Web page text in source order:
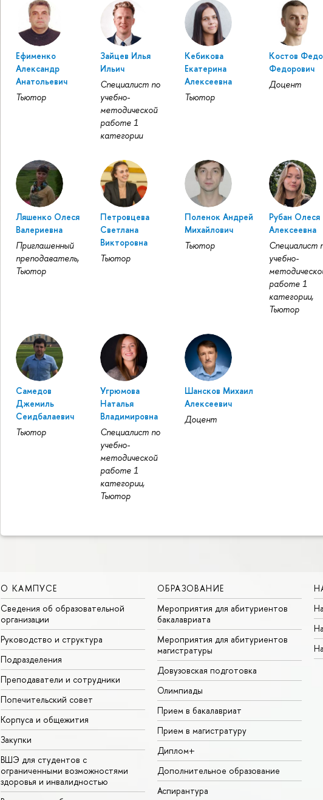
Ефименко
Александр
Анатольевич
Тьютор
Зайцев Илья
Ильич
Специалист по
учебно-
методической
работе 1
категории
Кебикова
Екатерина
Алексеевна
Тьютор
Костов
Федорович
Доцент
Ляшенко Олеся
Валериевна
Приглашенный
преподаватель,
Тьютор
Петровцева
Светлана
Викторовна
Тьютор
Поленок Андрей
Михайлович
Тьютор
Рубан Олеся
Алексеевна
Специалист
учебно-
работе 1
категории,
Тьютор
Самедов
Джемиль
Сеидбалаевич
Тьютор
Угрюмова
Наталья
Владимировна
Специалист по
учебно-
методической
работе 1
категории,
Тьютор
Шансков Михаил
Алексеевич
Доцент
О КАМПУСЕ
Сведения об образовательной
организации
Руководство и структура
Подразделения
Преподаватели и сотрудники
Попечительский совет
Корпуса и общежития
Закупки
ВШЭ для студентов с
ограниченными возможностями
здоровья и инвалидностью
ОБРАЗОВАНИЕ
Мероприятия для абитуриентов
бакалавриата
Мероприятия для абитуриентов
магистратуры
Довузовская подготовка
Олимпиады
Прием в бакалавриат
Прием в магистратуру
Диплом+
Дополнительное образование
Аспирантура